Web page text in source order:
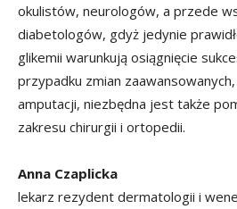
okulistów, neurologów, a przede
diabetologów, gdyż jedynie
glikemii warunkują osiągnięcie
przypadku zmian
amputacji, niezbędna jest także
zakresu chirurgii i ortopedii.
Anna Czaplicka
lekarz rezydent dermatologii i